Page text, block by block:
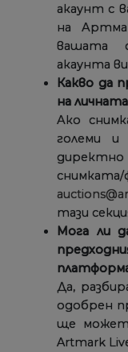
акаунт с
на
вашата
акаунта
Какво да
на
Ако
големи
тази
Мога ли
Да,
одобрен
ще
Artmark